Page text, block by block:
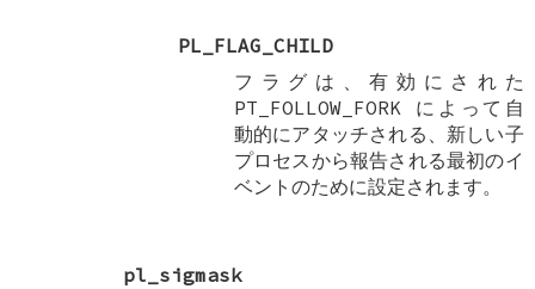
PL_FLAG_CHILD
フラグは、有効にされた
PT_FOLLOW_FORKによって自
動的にアタッチされる、新しい子
プロセスから報告される最初のイ
ベントのために設定されます。
pl_sigmask